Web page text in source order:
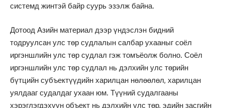
системд жинтэй байр суурь эзэлж байна.
Дотоод Азийн материал дээр үндэслэн бидний
тодруулсан улс төр судлалын салбар ухааныг соёл
иргэншлийн улс төр судлал гэж томъёолж болно. Соёл
иргэншлийн улс төр судлал нь дэлхийн улс төрийн
бүтцийн субъектүүдийн харилцан нөлөөлөл, харилцан
уялдааг судалдаг ухаан юм. Түүний судалгааны
хэрэглэгдэхүүн объект нь дэлхийн улс төр, эдийн засгийн